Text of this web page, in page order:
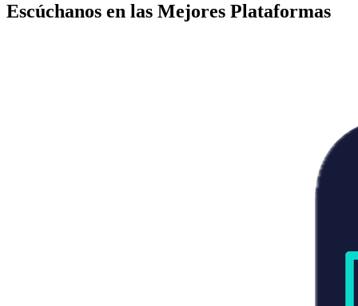
Escúchanos en las Mejores Plataformas